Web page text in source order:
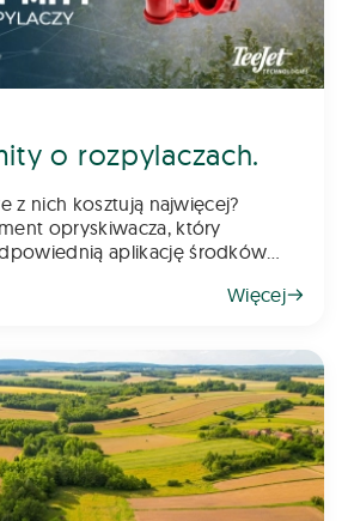
o rozpylaczach.
z nich kosztują najwięcej?
opryskiwacza, który
aplikację środków
Więcej